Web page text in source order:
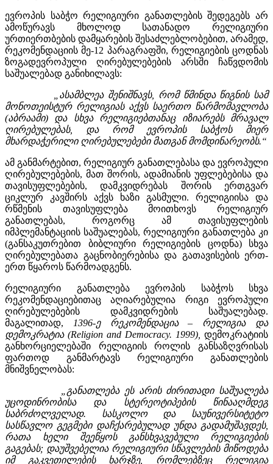
ევროპის საბჭო რელიგიური განათლების შედეგებს არ
ამოწურავს მხოლოდ სათანადო რელიგიური
ურთიერთბების დამყარების შესაძლებლობებით, არამედ,
რეკომენდაციის მე-12 პარაგრაფში, რელიგიების ცოდნას
ზოგადევროპული ღირებულებების არსში ჩაწვდომის
საშუალებად განიხილავს:
ასამბლეა შენიშნავს, რომ წმინდა წიგნის სამ
მონოთეისტურ რელიგიას აქვს საერთო წარმომავლობა
(აბრაამი) და სხვა რელიგიებთანაც იზიარებს მრავალ
ღირებულებას, და რომ ევროპის საბჭოს მიერ
მხარდაჭერილი ღირებულებები მათგან მომდინარეობს.“
ამ განმარტებით, რელიგიურ განათლებასა და ევროპული
ღირებულებების, მათ შორის, ადამიანის უფლებებისა და
თავისუფლებების, დამკვიდრებას შორის ერთგვარ
ციკლურ კავშირს აქვს ხაზი გასმული. რელიგიისა და
რწმენის თავისუფლება მოითხოვს რელიგიურ
განათლებას, როგორც ამ თავისუფლების
იმპლემანტაციის საშუალებას, რელიგიური განათლება კი
(განსაკუთრებით ბიბლიური რელიგიების ცოდნა) სხვა
ღირებულებათა გაცნობიერებისა და გათავისების ერთ-
ერთ წყაროს წარმოადგენს.
რელიგიური განათლება ევროპის საბჭოს სხვა
რეკომენდაციებითაც აღიარებულია რიგი ევროპული
ღირებულებების დამკვიდრების საშუალებად.
მაგალითად,
1396-ე რეკომენდაცია – რელიგია და
დემოკრატია (Religion and Democracy. 1999), დემოკრატიის
განხორციელებაში რელიგიის როლის განსაზღვრისას
ფართოდ განმარტავს რელიგიური განათლების
მნიშვნელობას:
„განათლება ეს არის ძირითადი საშუალება
უცოდინრობისა და სტერეოტიპების წინააღმდეგ
საბრძოლველად. სასკოლო და საუნივერსიტეტო
სასწავლო გეგმები დაჩქარებულად უნდა გადამუშავდეს,
რათა ხელი შეეწყოს განსხვავებული რელიგიების
გაგებას; დაუშვებელია რელიგიური სწავლების მიწოდება
იმ გაკვეთილების ხარჯზე, რომლებზეც რელიგია